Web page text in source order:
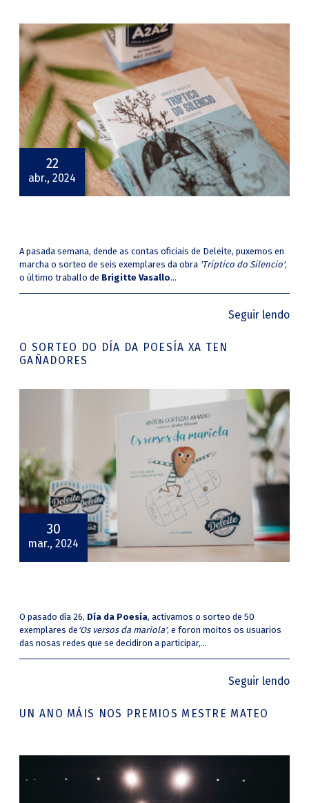
22
abr., 2024
A pasada semana, dende as contas oficiais de Deleite, puxemos en
marcha o sorteo de seis exemplares da obra 'Tríptico do Silencio',
o último traballo de Brigitte Vasallo...
Seguir lendo
O SORTEO DO DÍA DA POESÍA XA TEN
GAÑADORES
30
mar., 2024
O pasado día 26, Día da Poesía, activamos o sorteo de 50
exemplares de 'Os versos da mariola', e foron moitos os usuarios
das nosas redes que se decidiron a participar,...
Seguir lendo
UN ANO MÁIS NOS PREMIOS MESTRE MATEO